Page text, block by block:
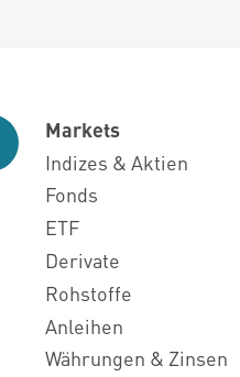
Markets
Indizes & Aktien
Fonds
ETF
Derivate
Rohstoffe
Anleihen
Währungen & Zinsen